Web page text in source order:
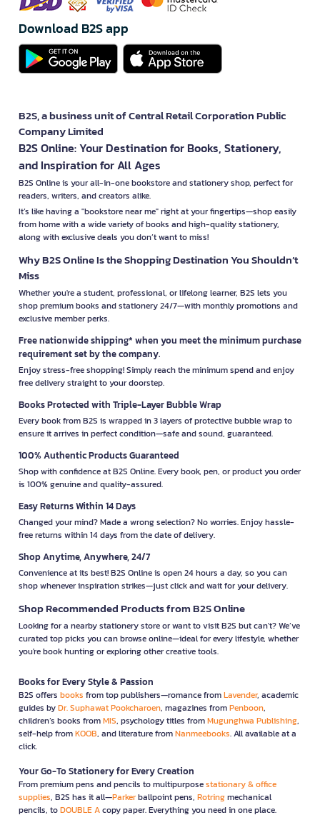
In an era where technology plays a significant role in daily life,
13357 Publishing offers books in digital and audiobook formats,
making it easy for readers to access content anytime and
anywhere.
Publishing
1. Contemporary and Relevant Content
13357 Publishing focuses on selecting content that meets the
demands of modern readers, especially in areas like self-
development and practical knowledge that can be applied in
real life.
2. Attractive Design
In addition to quality content, the books from 13357 Publishing
feature beautifully designed covers and layouts, enhancing the
reading experience and making the books more appealing to
readers.
3. Accessibility Across Multiple Platforms
13357 Publishing offers books in various formats, including
print, digital, and audiobooks, giving readers the flexibility to
choose the reading method that best fits their lifestyle.
Why 13357 Publishing is Popular
1. Promoting Creativity
Books from 13357 Publishing stimulate creative thinking and a
positive outlook on life, both through inspirational content
and intriguing information.
2. Variety of Content
With its wide variety of books, 13357 Publishing is able to meet
the needs of diverse readers, from students to professionals
seeking personal development.
3. Quality of Authors
13357 Publishing collaborates with writers and experts from
various fields, ensuring that its books offer high-quality
content and presentation.
Future Trends for 13357 Publishing
1. Expanding Digital Content
13357 Publishing plans to expand its collection of digital books
and audiobooks to cater to modern readers who enjoy reading
2. Collaboration with New Writers
The publishing house is focused on supporting new, creative
writers to produce books that meet the needs of contemporary
readers.
3. Expanding Internationally
13357 Publishing aims to share its high-quality content globally,
allowing readers from around the world to access books from
this innovative publisher.
Download B2S app
B2S, a business unit of Central Retail Corporation Public
Company Limited
B2S Online: Your Destination for Books, Stationery,
and Inspiration for All Ages
B2S Online is your all-in-one bookstore and stationery shop, perfect for
readers, writers, and creators alike.
It’s like having a "bookstore near me" right at your fingertips—shop easily
from home with a wide variety of books and high-quality stationery,
along with exclusive deals you don’t want to miss!
Why B2S Online Is the Shopping Destination You Shouldn’t
Miss
Whether you're a student, professional, or lifelong learner, B2S lets you
shop premium books and stationery 24/7—with monthly promotions and
exclusive member perks.
Free nationwide shipping* when you meet the minimum purchase
requirement set by the company.
Enjoy stress-free shopping! Simply reach the minimum spend and enjoy
free delivery straight to your doorstep.
Books Protected with Triple-Layer Bubble Wrap
Every book from B2S is wrapped in 3 layers of protective bubble wrap to
ensure it arrives in perfect condition—safe and sound, guaranteed.
100% Authentic Products Guaranteed
Shop with confidence at B2S Online. Every book, pen, or product you order
is 100% genuine and quality-assured.
Easy Returns Within 14 Days
Changed your mind? Made a wrong selection? No worries. Enjoy hassle-
free returns within 14 days from the date of delivery.
Shop Anytime, Anywhere, 24/7
Convenience at its best! B2S Online is open 24 hours a day, so you can
shop whenever inspiration strikes—just click and wait for your delivery.
Shop Recommended Products from B2S Online
Looking for a nearby stationery store or want to visit B2S but can't? We’ve
curated top picks you can browse online—ideal for every lifestyle, whether
you're book hunting or exploring other creative tools.
Books for Every Style & Passion
B2S offers books from top publishers—romance fromLavender, academic
guides byDr. Suphawat Pookcharoen, magazines fromPenboon,
children’s books fromMIS, psychology titles fromMugunghwa Publishing,
self-help fromKOOB, and literature fromNanmeebooks. All available at a
click.
Your Go-To Stationery for Every Creation
From premium pens and pencils to multipurposestationary & office
supplies, B2S has it all—Parkerballpoint pens, Rotringmechanical
pencils, toDOUBLE Acopy paper. Everything you need in one place.